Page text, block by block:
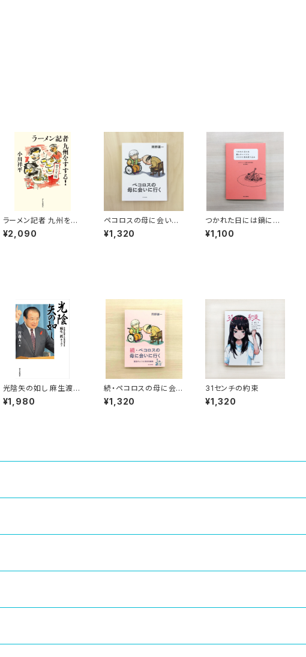
ラーメン記者 九州をす
する！ 替え玉編
¥2,090
ペコロスの母に会いに
行く
¥1,320
つかれた日には鍋にキ
ャベツとホロホロ鳥を
放り込み
¥1,100
光陰矢の如し 麻生渡聞
き書き
¥1,980
続・ペコロスの母に会い
に行く
¥1,320
31センチの約束
¥1,320